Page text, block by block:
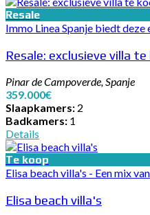
Resale
Immo Linea Spanje biedt
Resale: exclusieve villa
Pinar de Campoverde, Spanje
359.000€
Slaapkamers: 2
Badkamers: 1
Details
Te koop
Elisa beach villa's - Een mix
Elisa beach villa's